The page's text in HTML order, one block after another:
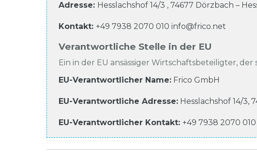
Adresse: Hesslachshof 14/3 , 74677 Dörzbach –
Kontakt: +49 7938 2070 010 info@frico.net
Verantwortliche Stelle in der EU
Ein in der EU ansässiger Wirtschaftsbeteiligter,
EU-Verantwortlicher Name: Frico GmbH
EU-Verantwortliche Adresse: Hesslachshof 14/3,
EU-Verantwortlicher Kontakt: +49 7938 2070 010